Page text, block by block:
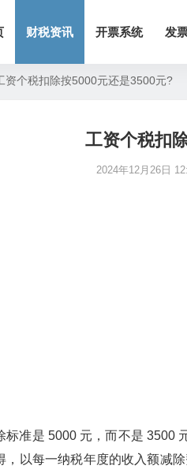
财税资讯 开票系统 发
资个税扣除按5000元还是3500元?
工资个税扣
2024年12月26日
标准是 5000 元，而不是 3500
，以每一纳税年度的收入额减